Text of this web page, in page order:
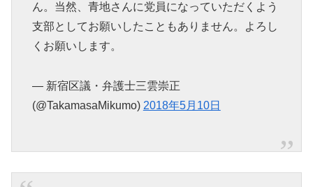
ん。当然、青地さんに党員になっていただくよう
支部としてお願いしたこともありません。よろし
くお願いします。
— 新宿区議・弁護士三雲崇正
(@TakamasaMikumo) 2018年5月10日